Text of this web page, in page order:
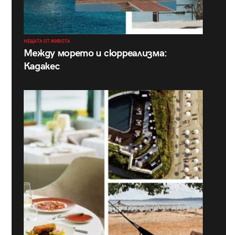
НЕЩАТА ОТ ЖИВОТА
Между морето и сюрреализма:
Кадакес